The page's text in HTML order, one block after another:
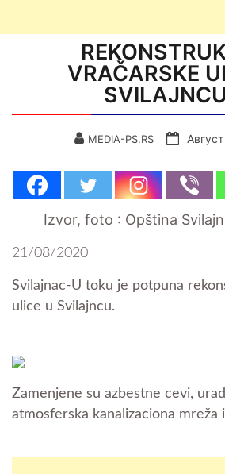
VRAČARSKE
MEDIA-PS.RS
Izvor, foto : Opština
21/08/2020
Svilajnac-U toku je potpuna
ulice u Svilajncu.
Zamenjene su azbestne cevi,
atmosferska kanalizaciona mreža